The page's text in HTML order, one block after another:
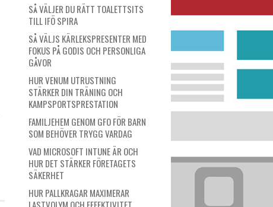
SÅ VÄLJER DU RÄTT TOALETTSITS
TILL IFÖ SPIRA
SÅ VÄLJS KÄRLEKSPRESENTER MED
FOKUS PÅ GODIS OCH PERSONLIGA
GÅVOR
HUR VENUM UTRUSTNING
STÄRKER DIN TRÄNING OCH
KAMPSPORTSPRESTATION
FAMILJEHEM GENOM GFO FÖR BARN
SOM BEHÖVER TRYGG VARDAG
VAD MICROSOFT INTUNE ÄR OCH
HUR DET STÄRKER FÖRETAGETS
SÄKERHET
HUR PALLKRAGAR MAXIMERAR